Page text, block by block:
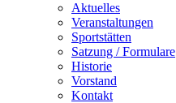
Aktuelles
Veranstaltungen
Sportstätten
Satzung / Formulare
Historie
Vorstand
Kontakt